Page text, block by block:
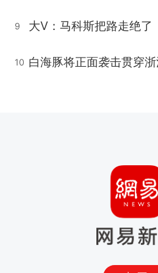
9 大V：马科斯把路走绝了
10 白海豚将正面袭击贯穿